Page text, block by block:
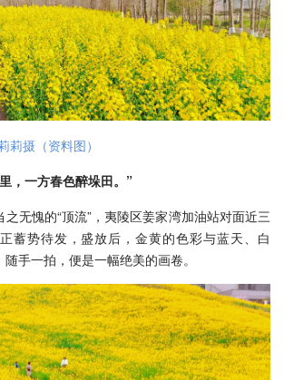
莉摄（资料图）
，一方春色醉垛田。”
无愧的“顶流”，夷陵区姜家湾加油站对面近三
蓄势待发，盛放后，金黄的色彩与蓝天、白
手一拍，便是一幅绝美的画卷。